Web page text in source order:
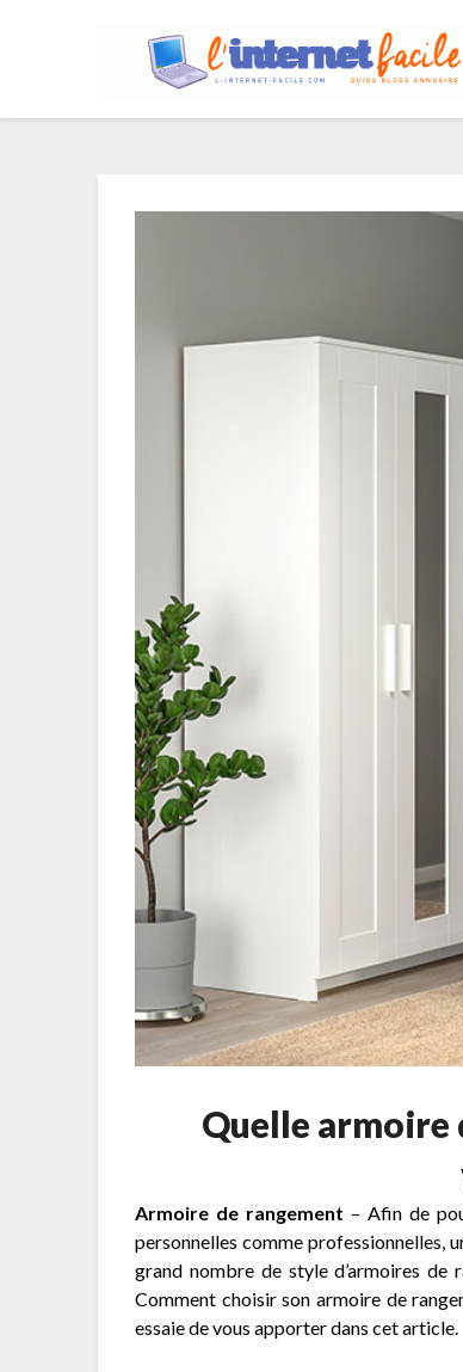
Quelle armoire
Armoire de rangement –Afin de
personnelles comme professionnelles,
grand nombre de style d’armoires
Comment choisir son armoire de
essaie de vous apporter dans cet article.